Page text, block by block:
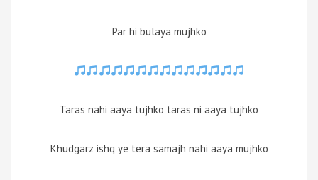
Par hi bulaya mujhko
Taras nahi aaya tujhko taras ni aaya tujhko
Khudgarz ishq ye tera samajh nahi aaya mujhko